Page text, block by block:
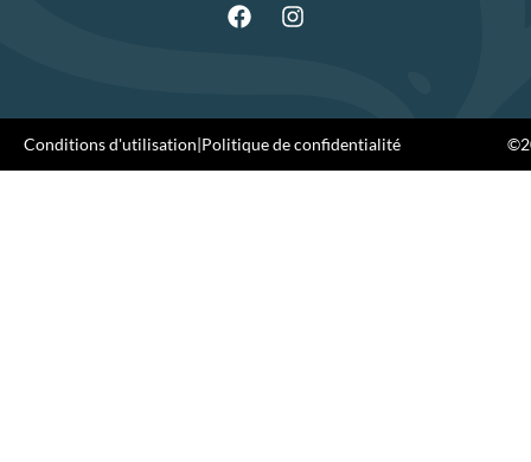
Conditions d'utilisation|Politique de confidentialité